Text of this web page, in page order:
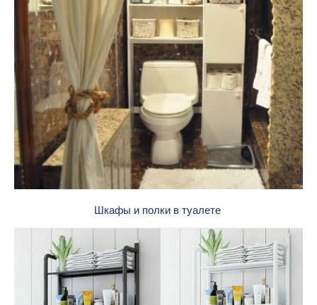
Шкафы и полки в туалете